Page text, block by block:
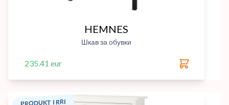
HEMNES
Шкав за обувки
235.41 eur
PRODUKT I RRI